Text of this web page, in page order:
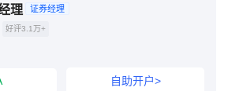
理 证券经理
好评3.1万+
自助开户>